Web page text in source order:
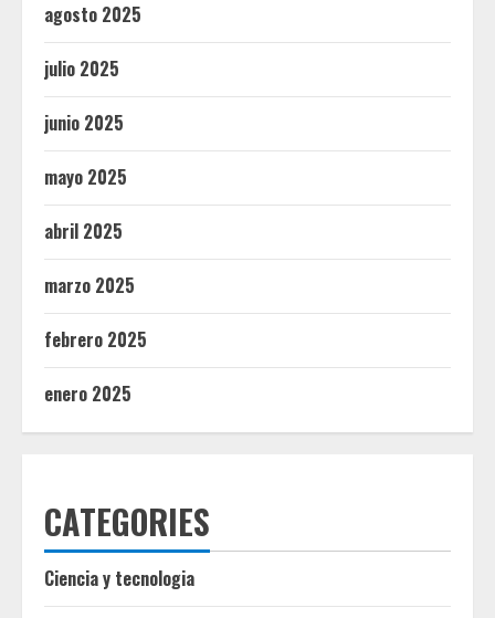
agosto 2025
julio 2025
junio 2025
mayo 2025
abril 2025
marzo 2025
febrero 2025
enero 2025
CATEGORIES
Ciencia y tecnologia